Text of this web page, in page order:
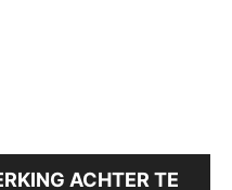
ACHTER TE